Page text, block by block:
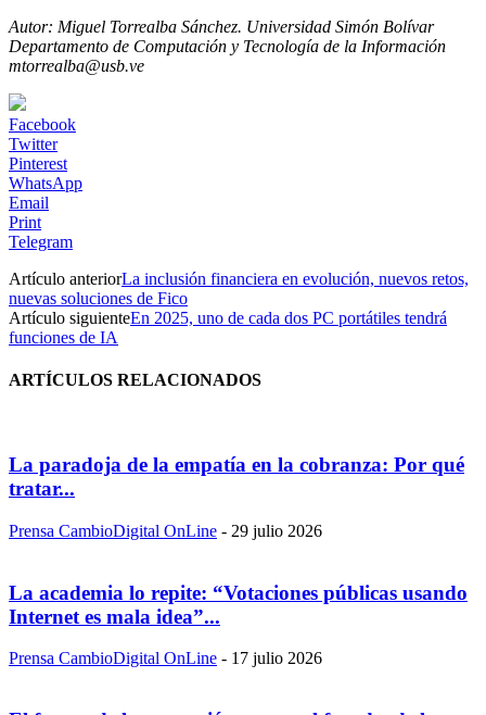
Autor: Miguel Torrealba Sánchez. Universidad Simón Bolívar
Departamento de Computación y Tecnología de la Información
mtorrealba@usb.ve
Facebook
Twitter
Pinterest
WhatsApp
Email
Print
Telegram
Artículo anteriorLa inclusión financiera en evolución, nuevos retos,
nuevas soluciones de Fico
Artículo siguienteEn 2025, uno de cada dos PC portátiles tendrá
funciones de IA
ARTÍCULOS RELACIONADOS
La paradoja de la empatía en la cobranza: Por qué
tratar...
Prensa CambioDigital OnLine - 29 julio 2026
La academia lo repite: “Votaciones públicas usando
Internet es mala idea”...
Prensa CambioDigital OnLine - 17 julio 2026